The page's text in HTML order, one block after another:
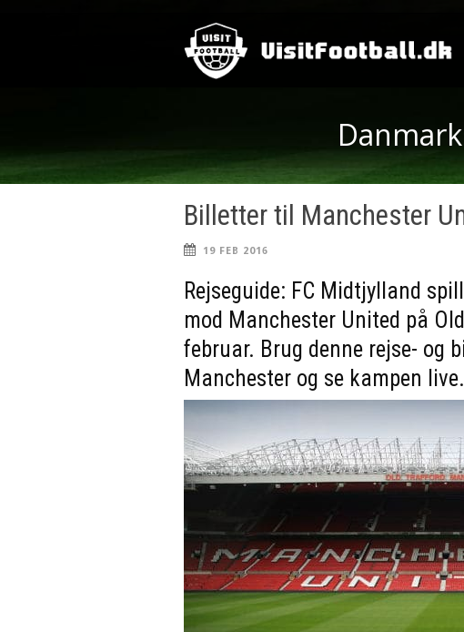
Billetter til Manchester
19 FEB 2016
Rejseguide: FC Midtjylland
mod Manchester United på
februar. Brug denne rejse- og
Manchester og se kampen live.